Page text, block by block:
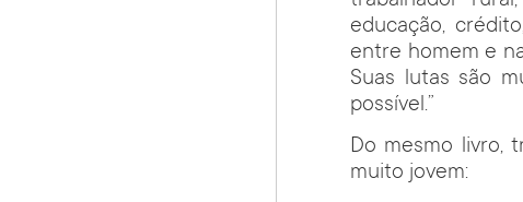
educação,
entre homem e
Suas lutas são
possível.”
Do mesmo livro,
muito jovem: